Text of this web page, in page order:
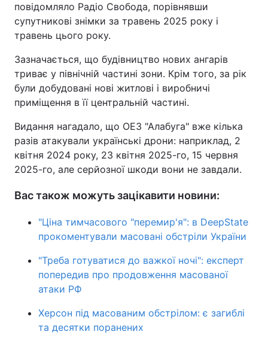
повідомляло Радіо Свобода, порівнявши
супутникові знімки за травень 2025 року і
травень цього року.
Зазначається, що будівництво нових ангарів
триває у північній частині зони. Крім того, за рік
були добудовані нові житлові і виробничі
приміщення в її центральній частині.
Видання нагадало, що ОЕЗ "Алабуга" вже кілька
разів атакували українські дрони: наприклад, 2
квітня 2024 року, 23 квітня 2025-го, 15 червня
2025-го, але серйозної шкоди вони не завдали.
Вас також можуть зацікавити новини:
"Ціна тимчасового "перемир'я": в DeepState
прокоментували масовані обстріли України
"Треба готуватися до важкої ночі": експерт
попередив про продовження масованої
атаки РФ
Херсон під масованим обстрілом: є загиблі
та десятки поранених